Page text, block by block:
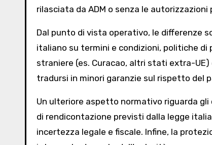
rilasciata da ADM o senza le
Dal punto di vista operativo, le differenze
italiano su termini e condizioni, politiche
straniere (es. Curacao, altri stati extra-UE)
tradursi in minori garanzie sul rispetto del
Un ulteriore aspetto normativo riguarda
di rendicontazione previsti dalla legge
incertezza legale e fiscale. Infine, la